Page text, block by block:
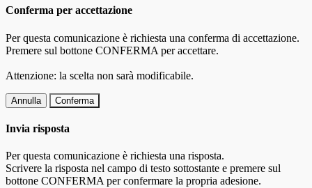
Conferma per accettazione
Per questa comunicazione è richiesta una conferma di accettazione.
Premere sul bottone CONFERMA per accettare.
Attenzione: la scelta non sarà modificabile.
Annulla Conferma
Invia risposta
Per questa comunicazione è richiesta una risposta.
Scrivere la risposta nel campo di testo sottostante e premere sul
bottone CONFERMA per confermare la propria adesione.